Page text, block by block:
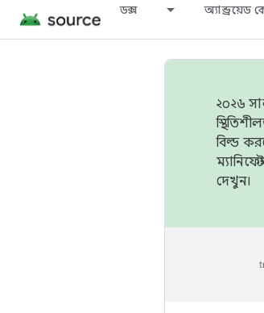
ডক্স অ্যান্ড্রয়েড
২০২৬
বিল্ড
দেখুন।